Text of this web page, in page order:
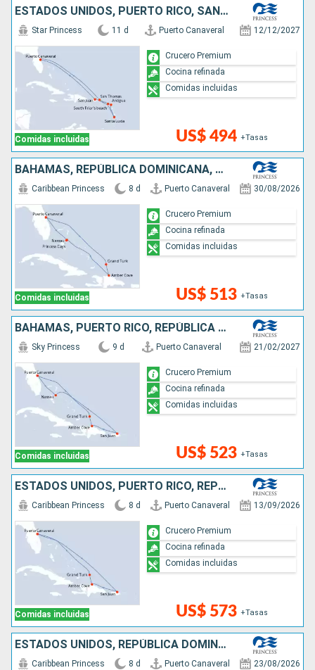
ESTADOS UNIDOS, PUERTO RICO, SANTA LUCIA, ANTIGUA Y BARBUDA
Comidas incluidas
Star Princess 11 d Puerto Canaveral 12/12/2027
US$ 494 +Tasas
Crucero Premium
Cocina refinada
Comidas incluidas
BAHAMAS, REPÚBLICA DOMINICANA, ESTADOS UNIDOS
Comidas incluidas
Caribbean Princess 8 d Puerto Canaveral 30/08/2026
US$ 513 +Tasas
Crucero Premium
Cocina refinada
Comidas incluidas
BAHAMAS, PUERTO RICO, REPÚBLICA DOMINICANA, ESTADOS UNIDOS
Comidas incluidas
Sky Princess 9 d Puerto Canaveral 21/02/2027
US$ 523 +Tasas
Crucero Premium
Cocina refinada
Comidas incluidas
ESTADOS UNIDOS, PUERTO RICO, REPÚBLICA DOMINICANA
Comidas incluidas
Caribbean Princess 8 d Puerto Canaveral 13/09/2026
US$ 573 +Tasas
Crucero Premium
Cocina refinada
Comidas incluidas
ESTADOS UNIDOS, REPÚBLICA DOMINICANA, PUERTO RICO
Caribbean Princess 8 d Puerto Canaveral 23/08/2026